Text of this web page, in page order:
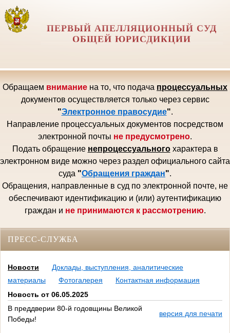
ПЕРВЫЙ АПЕЛЛЯЦИОННЫЙ СУД
ОБЩЕЙ ЮРИСДИКЦИИ
Обращаем внимание на то, что подача процессуальных
документов осуществляется только через сервис
"Электронное правосудие".
Направление процессуальных документов посредством
электронной почты не предусмотрено.
Подать обращение непроцессуальногохарактера в
электронном виде можно через раздел официального сайта
суда "Обращения граждан".
Обращения, направленные в суд по электронной почте, не
обеспечивают идентификацию и (или) аутентификацию
граждан и не принимаются к рассмотрению.
ПРЕСС-СЛУЖБА
Новости
Доклады, выступления, аналитические
материалы
Фотогалерея
Контактная информация
Новость от 06.05.2025
В преддверии 80-й годовщины Великой
Победы!
версия для печати